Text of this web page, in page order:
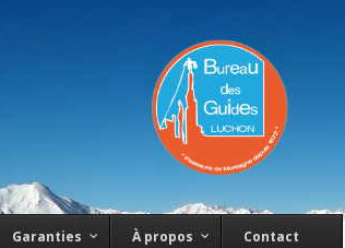
Garanties À propos Contact